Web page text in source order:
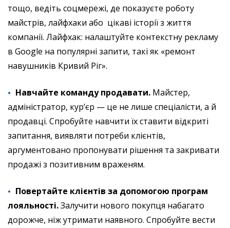
тощо, ведіть соцмережі, де показуєте роботу
майстрів, лайфхаки або цікаві історії з життя
компанії. Лайфхак: налаштуйте контекстну рекламу
в Google на популярні запити, такі як «ремонт
навушників Кривий Ріг».
Навчайте команду продавати. Майстер,
адміністратор, курʼєр — це не лише спеціалісти, а й
продавці. Спробуйте навчити їх ставити відкриті
запитання, виявляти потреби клієнтів,
аргументовано пропонувати рішення та закривати
продажі з позитивним враженям.
Повертайте клієнтів за допомогою програм
лояльності.Залучити нового покупця набагато
дорожче, ніж утримати наявного. Спробуйте вести